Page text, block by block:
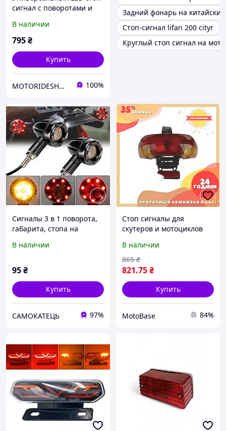
сигнал с поворотами и
В наличии
795₴
Купить
MOTORIDESHOPUA 100%
Задний фонарь на китайский
Стоп-сигнал lifan 200 cityr
Круглый стоп сигнал на
Сигналы 3 в 1 поворота,
габарита, стопа на
диаметр ЦЕНА ЗА ШТУКУ
В наличии
95₴
Купить
САМОКАТЕЦЬ 97%
Стоп сигналы для
скутеров и мотоциклов
В наличии
821.75₴
865 ₴
Купить
MotoBase 84%